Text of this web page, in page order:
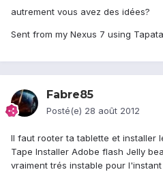
autrement vous avez des idées?
Sent from my Nexus 7 using
Fabre85
Posté(e) 28 août 2012
Il faut rooter ta tablette et installer
Tape Installer Adobe flash Jelly
vraiment trés instable pour